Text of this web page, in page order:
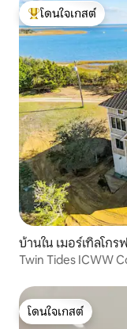
โดนใจเกสต์ที่สุด
โดนใจเกสต์
บ้านใน เมอร์เทิลโกรฟ
Twin Tides ICWW
โดนใจเกสต์
โดนใจเกสต์